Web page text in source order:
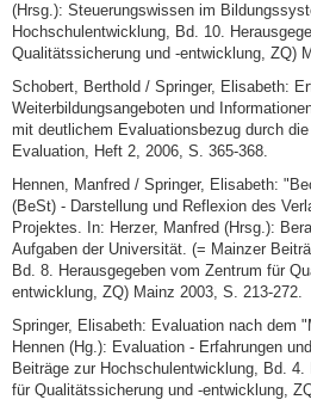
(Hrsg.): Steuerungswissen im
Hochschulentwicklung, Bd. 10.
Qualitätssicherung und -entwicklung, ZQ)
Schobert, Berthold / Springer, Elisabeth:
Weiterbildungsangeboten und
mit deutlichem Evaluationsbezug durch
Evaluation, Heft 2, 2006, S. 365-368.
Hennen, Manfred / Springer, Elisabeth:
(BeSt) - Darstellung und Reflexion des
Projektes. In: Herzer, Manfred (Hrsg.):
Aufgaben der Universität. (= Mainzer
Bd. 8. Herausgegeben vom Zentrum für
entwicklung, ZQ) Mainz 2003, S. 213-272.
Springer, Elisabeth: Evaluation nach dem
Hennen (Hg.): Evaluation - Erfahrungen
Beiträge zur Hochschulentwicklung, Bd. 4.
für Qualitätssicherung und -entwicklung,